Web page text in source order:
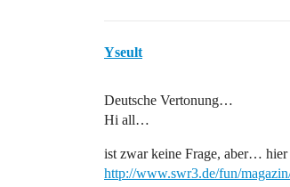
Yseult
Deutsche Vertonung…
Hi all…
ist zwar keine Frage, aber…
http://www.swr3.de/fun/